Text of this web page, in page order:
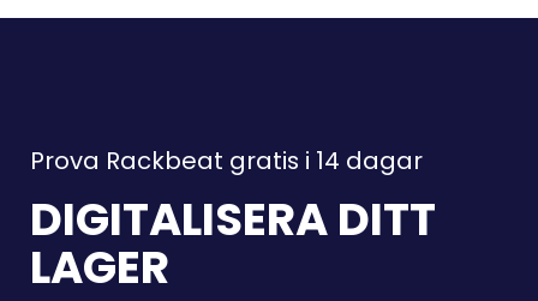
Prova Rackbeat gratis i 14 dagar
DIGITALISERA DITT
LAGER